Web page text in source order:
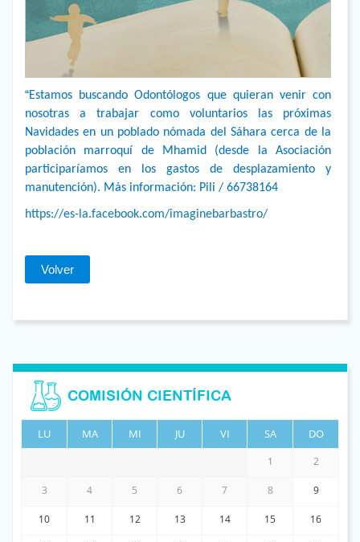
“Estamos buscando Odontólogos que quieran venir con
nosotras a trabajar como voluntarios las próximas
Navidades en un poblado nómada del Sáhara cerca de la
población marroquí de Mhamid (desde la Asociación
participaríamos en los gastos de desplazamiento y
manutención). Más información: Pili / 66738164
https://es-la.facebook.com/imaginebarbastro/
Volver
COMISIÓN CIENTÍFICA